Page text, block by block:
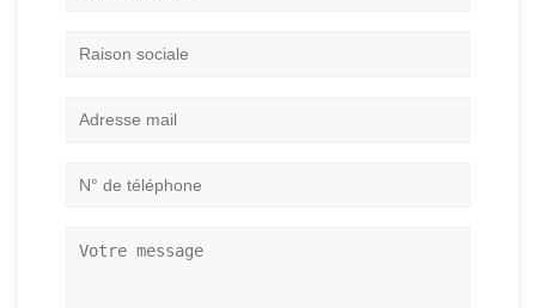
Raison
Adresse
N°
Votre